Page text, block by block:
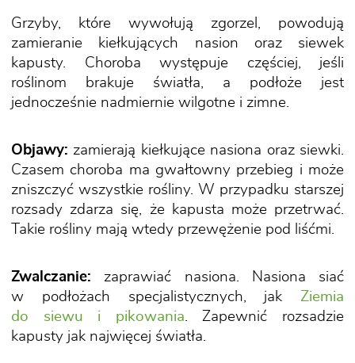
Grzyby, które wywołują zgorzel, powodują
zamieranie kiełkujących nasion oraz siewek
kapusty. Choroba występuje częściej, jeśli
roślinom brakuje światła, a podłoże jest
jednocześnie nadmiernie wilgotne i zimne.
Objawy: zamierają kiełkujące nasiona oraz siewki.
Czasem choroba ma gwałtowny przebieg i może
zniszczyć wszystkie rośliny. W przypadku starszej
rozsady zdarza się, że kapusta może przetrwać.
Takie rośliny mają wtedy przewężenie pod liśćmi.
Zwalczanie: zaprawiać nasiona. Nasiona siać
w podłożach specjalistycznych, jak Ziemia
do siewu i pikowania. Zapewnić rozsadzie
kapusty jak najwięcej światła.